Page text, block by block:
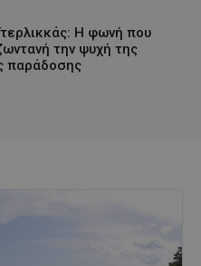
Η φωνή που
την ψυχή της
παράδοσης